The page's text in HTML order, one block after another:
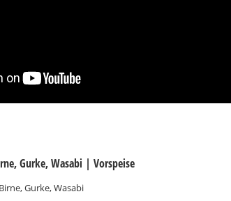
Gurke, Wasabi | Vorspeise